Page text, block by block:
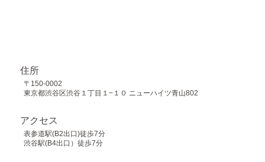
住所
〒150-0002
東京都渋谷区渋谷１丁目１−１０ ニューハイツ青山802
アクセス
表参道駅(B2出口)徒歩7分
渋谷駅(B4出口）徒歩7分